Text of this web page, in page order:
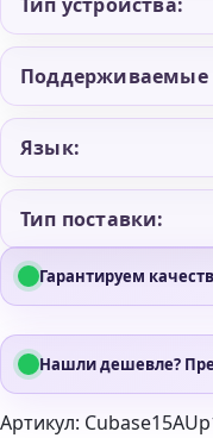
Поддерживаемые
Язык:
Тип поставки:
Гарантируем
Нашли дешевле?
Артикул: